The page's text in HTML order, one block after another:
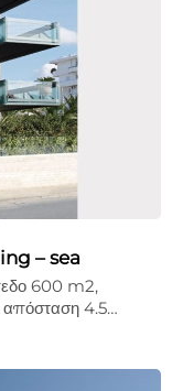
– sea
600 m2,
απόσταση 4.5…